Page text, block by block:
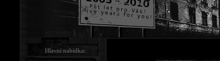
Hlavní nabídka: